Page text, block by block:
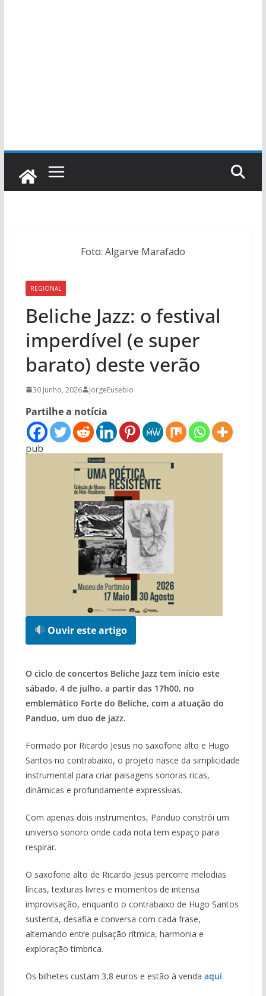
Foto: Algarve Marafado
REGIONAL
Beliche Jazz: o festival
imperdível (e super
barato) deste verão
30 Junho, 2026 JorgeEusebio
Partilhe a notícia
pub
Ouvir este artigo
O ciclo de concertos Beliche Jazz tem início este
sábado, 4 de julho, a partir das 17h00, no
emblemático Forte do Beliche, com a atuação do
Panduo, um duo de jazz.
Formado por Ricardo Jesus no saxofone alto e Hugo
Santos no contrabaixo, o projeto nasce da simplicidade
instrumental para criar paisagens sonoras ricas,
dinâmicas e profundamente expressivas.
Com apenas dois instrumentos, Panduo constrói um
universo sonoro onde cada nota tem espaço para
respirar.
O saxofone alto de Ricardo Jesus percorre melodias
líricas, texturas livres e momentos de intensa
improvisação, enquanto o contrabaixo de Hugo Santos
sustenta, desafia e conversa com cada frase,
alternando entre pulsação rítmica, harmonia e
exploração tímbrica.
Os bilhetes custam 3,8 euros e estão à venda aqui.